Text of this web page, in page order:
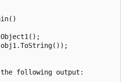
following output: